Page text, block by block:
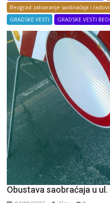
Beograd zatvaranje saobraćaja i radovi
GRADSKE VESTI
GRADSKE VESTI
Obustava saobraćaja u